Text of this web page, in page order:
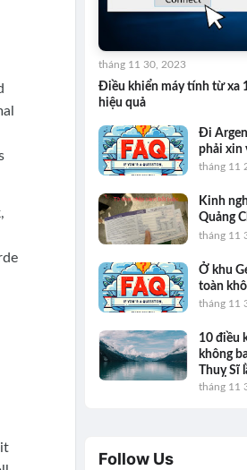
Điều khiển máy tính từ xa
hiệu quả
tháng 11 30, 2023
Đi
phải xin
tháng 11
Kinh
Quảng
tháng 11
Ở khu
toàn
tháng 11
10 điều
không
Thuỵ Sĩ
tháng 11
Follow Us